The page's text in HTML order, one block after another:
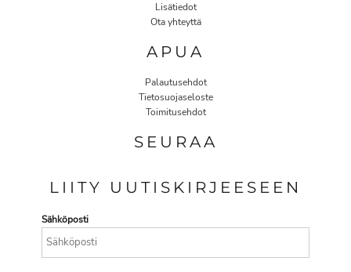
Lisätiedot
Ota yhteyttä
APUA
Palautusehdot
Tietosuojaseloste
Toimitusehdot
SEURAA
LIITY UUTISKIRJEESEEN
Sähköposti